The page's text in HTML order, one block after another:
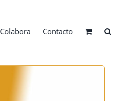
Colabora Contacto